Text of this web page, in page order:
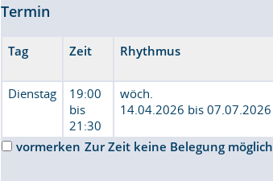
Termin
Tag Zeit Rhythmus
Dienstag
19:00
bis
21:30
wöch.
14.04.2026 bis 07.07.2026
vormerken Zur Zeit keine Belegung möglich